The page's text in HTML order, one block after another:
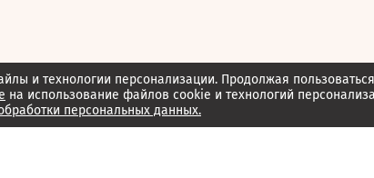
и технологии персонализации. Продолжая
на использование файлов cookie и технологий
персональных данных.